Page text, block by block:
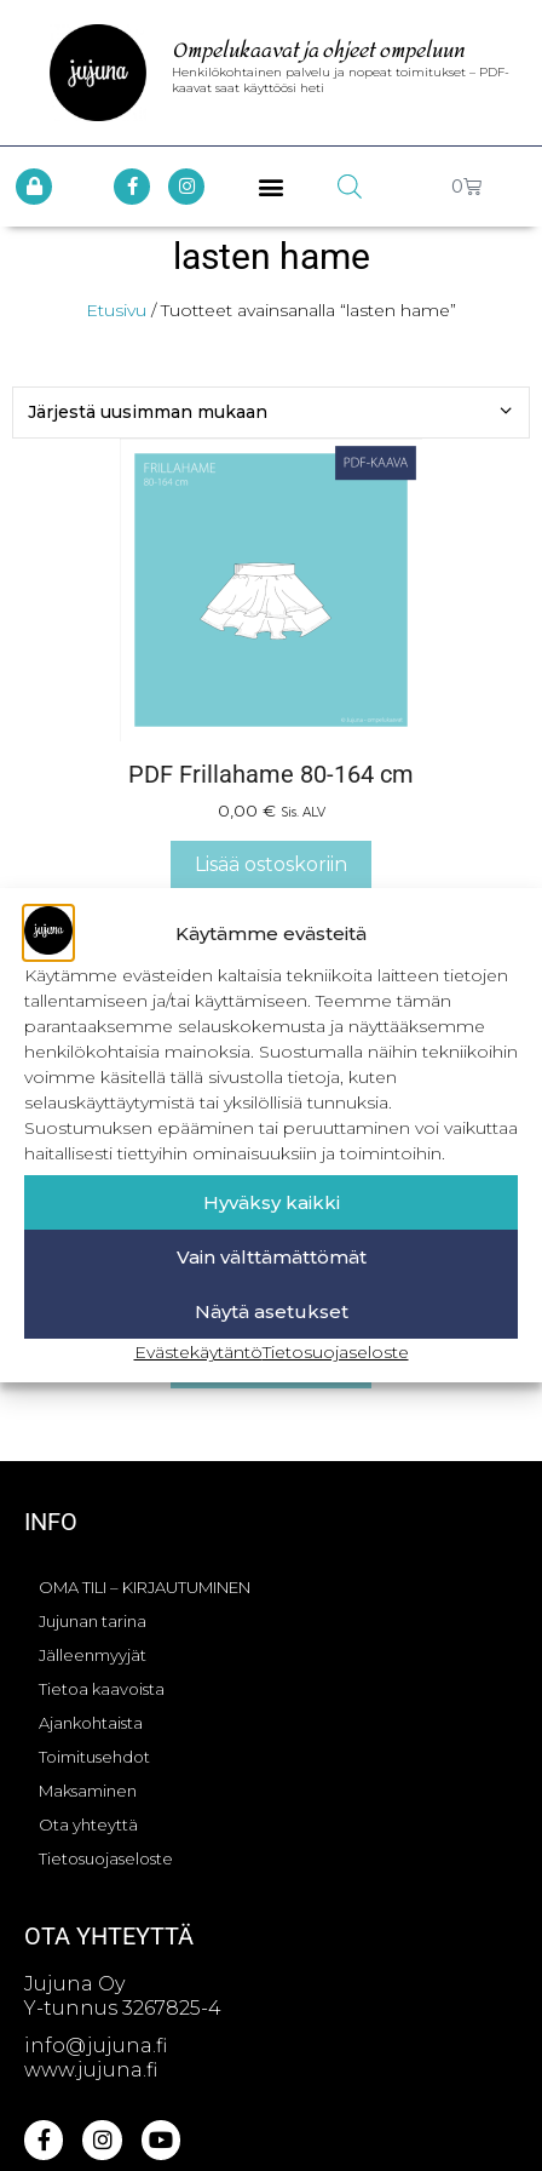
Käytämme evästeitä
Käytämme evästeiden kaltaisia tekniikoita laitteen tietojen
tallentamiseen ja/tai käyttämiseen. Teemme tämän
parantaaksemme selauskokemusta ja näyttääksemme
henkilökohtaisia mainoksia. Suostumalla näihin tekniikoihin
voimme käsitellä tällä sivustolla tietoja, kuten
selauskäyttäytymistä tai yksilöllisiä tunnuksia.
Suostumuksen epääminen tai peruuttaminen voi vaikuttaa
haitallisesti tiettyihin ominaisuuksiin ja toimintoihin.
Hyväksy kaikki
Vain välttämättömät
Näytä asetukset
EvästekäytäntöTietosuojaseloste
Ompelukaavat ja ohjeet ompeluun
Henkilökohtainen palvelu ja nopeat toimitukset – PDF-
kaavat saat käyttöösi heti
0
lasten hame
Etusivu / Tuotteet avainsanalla “lasten hame”
PDF Frillahame 80-164 cm
0,00 € Sis. ALV
Lisää ostoskoriin
PDF Tähtihame 80-164 cm
0,00€ Sis. ALV
Lisää ostoskoriin
INFO
OMA TILI – KIRJAUTUMINEN
Jujunan tarina
Jälleenmyyjät
Tietoa kaavoista
Ajankohtaista
Toimitusehdot
Maksaminen
Ota yhteyttä
Tietosuojaseloste
OTA YHTEYTTÄ
Jujuna Oy
Y-tunnus 3267825-4
info@jujuna.fi
www.jujuna.fi